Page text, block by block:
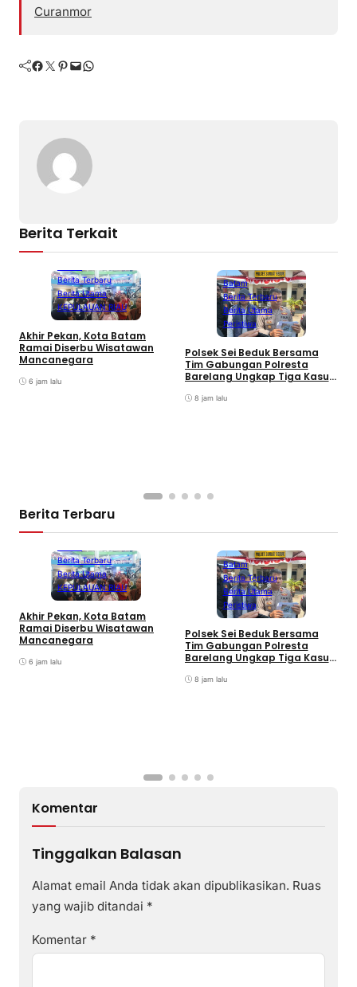
Curanmor
Facebook Twitter Pinterest Mail WhatsApp
Berita Terkait
Berita Terbaru
Berita Utama
KEPULAUAN RIAU
Akhir Pekan, Kota Batam
Ramai Diserbu Wisatawan
Mancanegara
6 jam lalu
Batam
Berita Terbaru
Berita Utama
Peristiwa
Polsek Sei Beduk Bersama
Tim Gabungan Polresta
Barelang Ungkap Tiga Kasus
8 jam lalu
Berita Terbaru
Berita Terbaru
Berita Utama
KEPULAUAN RIAU
Akhir Pekan, Kota Batam
Ramai Diserbu Wisatawan
Mancanegara
6 jam lalu
Batam
Berita Terbaru
Berita Utama
Peristiwa
Polsek Sei Beduk Bersama
Tim Gabungan Polresta
Barelang Ungkap Tiga Kasus
8 jam lalu
Komentar
Tinggalkan Balasan
Alamat email Anda tidak akan dipublikasikan. Ruas
yang wajib ditandai *
Komentar *